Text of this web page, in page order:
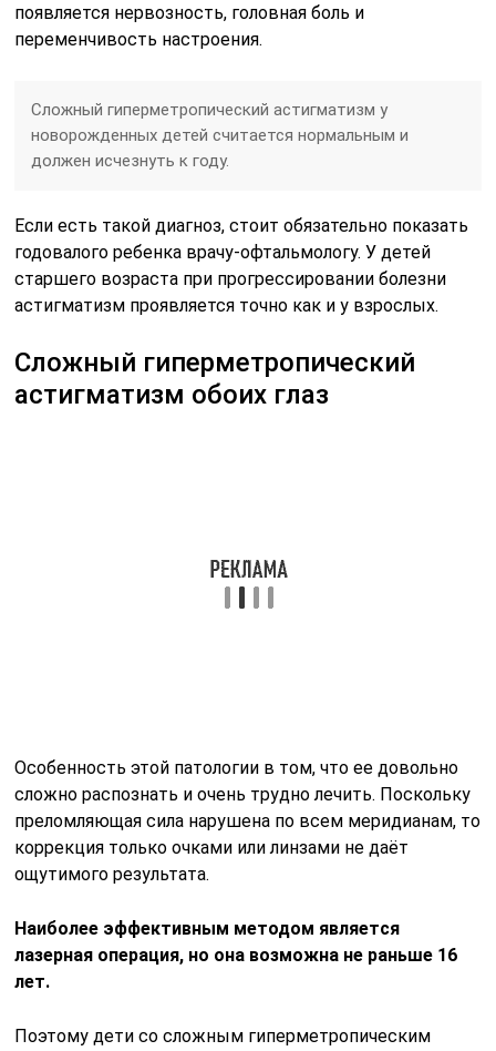
появляется нервозность, головная боль и
переменчивость настроения.
Сложный гиперметропический астигматизм у
новорожденных детей считается нормальным и
должен исчезнуть к году.
Если есть такой диагноз, стоит обязательно показать
годовалого ребенка врачу-офтальмологу. У детей
старшего возраста при прогрессировании болезни
астигматизм проявляется точно как и у взрослых.
Сложный гиперметропический
астигматизм обоих глаз
Особенность этой патологии в том, что ее довольно
сложно распознать и очень трудно лечить. Поскольку
преломляющая сила нарушена по всем меридианам, то
коррекция только очками или линзами не даёт
ощутимого результата.
Наиболее эффективным методом является
лазерная операция, но она возможна не раньше 16
лет.
Поэтому дети со сложным гиперметропическим